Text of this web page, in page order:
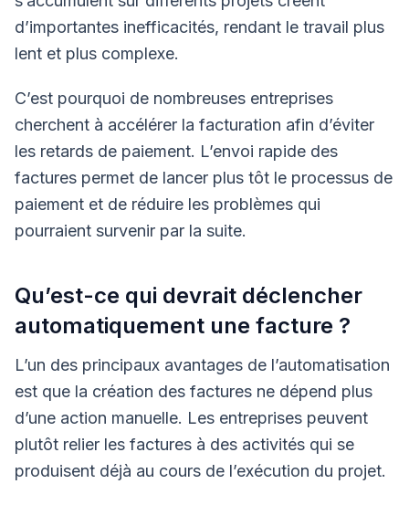
d’importantes inefficacités, rendant le travail plus
lent et plus complexe.
C’est pourquoi de nombreuses entreprises
cherchent à accélérer la facturation afin d’éviter
les retards de paiement. L’envoi rapide des
factures permet de lancer plus tôt le processus de
paiement et de réduire les problèmes qui
pourraient survenir par la suite.
Qu’est-ce qui devrait déclencher
automatiquement une facture ?
L’un des principaux avantages de l’automatisation
est que la création des factures ne dépend plus
d’une action manuelle. Les entreprises peuvent
plutôt relier les factures à des activités qui se
produisent déjà au cours de l’exécution du projet.